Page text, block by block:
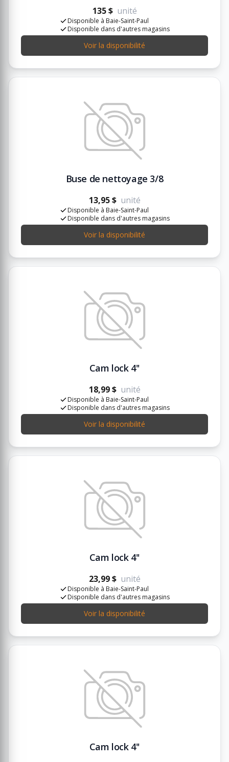
135 $ unité
Disponible à Baie-Saint-Paul
Disponible dans d'autres magasins
Voir la disponibilité
Buse de nettoyage 3/8
13,95 $ unité
Disponible à Baie-Saint-Paul
Disponible dans d'autres magasins
Voir la disponibilité
Cam lock 4''
18,99 $ unité
Disponible à Baie-Saint-Paul
Disponible dans d'autres magasins
Voir la disponibilité
Cam lock 4''
23,99 $ unité
Disponible à Baie-Saint-Paul
Disponible dans d'autres magasins
Voir la disponibilité
Cam lock 4''